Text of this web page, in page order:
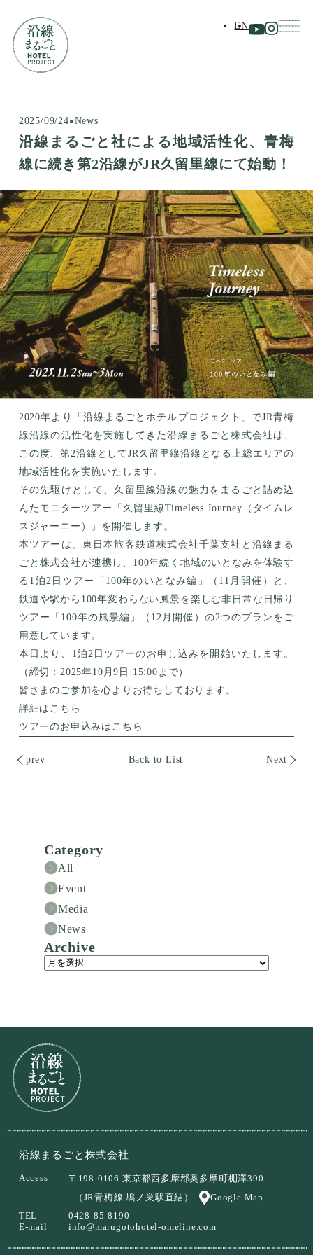
EN
Category
All
Event
Media
News
Archive
2025/09/24 News
沿線まるごと社による地域活性化、青梅
線に続き第2沿線がJR久留里線にて始動！
2020年より「沿線まるごとホテルプロジェクト」でJR青梅
線沿線の活性化を実施してきた沿線まるごと株式会社は、
この度、第2沿線としてJR久留里線沿線となる上総エリアの
地域活性化を実施いたします。
その先駆けとして、久留里線沿線の魅力をまるごと詰め込
んたモニターツアー「久留里線Timeless Journey（タイムレ
スジャーニー）」を開催します。
本ツアーは、東日本旅客鉄道株式会社千葉支社と沿線まる
ごと株式会社が連携し、100年続く地域のいとなみを体験す
る1泊2日ツアー「100年のいとなみ編」（11月開催）と、
鉄道や駅から100年変わらない風景を楽しむ非日常な日帰り
ツアー「100年の風景編」（12月開催）の2つのプランをご
用意しています。
本日より、1泊2日ツアーのお申し込みを開始いたします。
（締切：2025年10月9日 15:00まで）
皆さまのご参加を心よりお待ちしております。
詳細はこちら
ツアーのお申込みはこちら
prev Back to List Next
沿線まるごと株式会社
Access
〒198-0106 東京都西多摩郡奥多摩町棚澤390
（JR青梅線 鳩ノ巣駅直結）
Google Map
TEL
0428-85-8190
E-mail
info@marugotohotel-omeline.com